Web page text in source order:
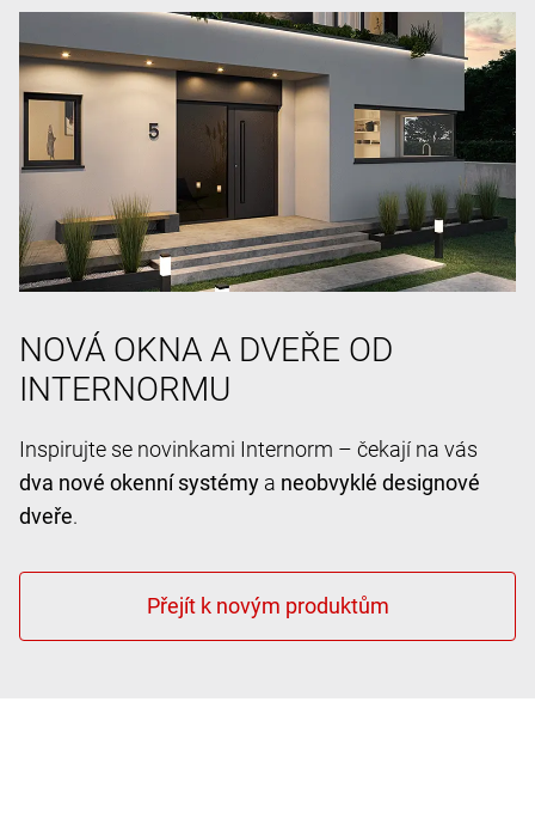
NOVÁ OKNA A DVEŘE OD
INTERNORMU
Inspirujte se novinkami Internorm – čekají na vás
dva nové okenní systémy a neobvyklé designové
dveře.